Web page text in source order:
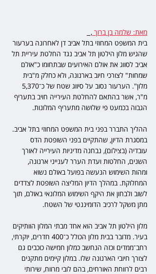
מאת: שלמה בן ברוך ,
בית המשפט המחוזי בתל אביב דן לאחרונה בערעור
שהגיש מלון הילטון תל אביב נגד החלטת עיריית תל
אביב לסווג את אולם האירועים שבתחומו כ"אולם
שמחות" לצורכי חיוב בארנונה, ולא כחלק מ"בית
מ"ר, אשר בהתאם להחלטת העירייה חויב בתעריף
הגבוה בכמעט פי שלושה מתעריף המלונות.
ההליך התברר בפני בית המשפט המחוזי בתל אביב.
במסגרת הדיון, שהתקיים בפני השופטת הדס
עובדיה (בצילום), נבחנה מדיניות העירייה לאורך
השנים, החלטות ועדת הערר לענייני ארנונה,
ומהות השימוש הנעשה בפועל באולם נשוא
המחלוקת. במהלך הדיון המליצה השופטת לצדדים
לשוב ולבחון את היקף השימוש המלונאי באולם, תוך
מתן משקל לרכיב הדומיננטי של השטח.
מלון הילטון תל אביב הוא אחד מבתי המלון הוותיקים
בעיר. מדובר בבית מלון הכולל כ־400 חדרים, יוקרתי,
רחב־ממדים וכזה הנחשב כמלון חמישה כוכבים גם
לצורך חיובי הארנונה שלו. במלון קיימים מתקנים
רבים לרווחת האורחים, בהם לובי מרווח, שירותי